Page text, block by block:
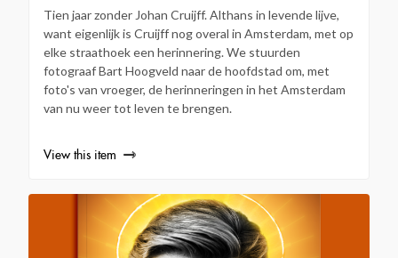
Tien jaar zonder Johan Cruijff. Althans in levende lijve,
want eigenlijk is Cruijff nog overal in Amsterdam, met op
elke straathoek een herinnering. We stuurden
fotograaf Bart Hoogveld naar de hoofdstad om, met
foto's van vroeger, de herinneringen in het Amsterdam
van nu weer tot leven te brengen.
View this item